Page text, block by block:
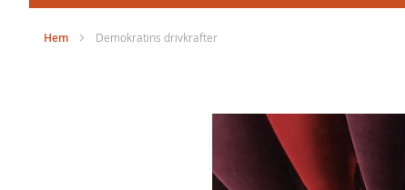
Hem Demokratins drivkrafter